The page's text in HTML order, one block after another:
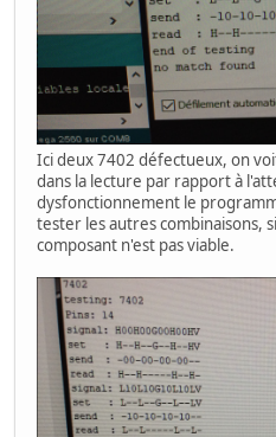
Ici deux 7402 défectueux, on
dans la lecture par rapport à
dysfonctionnement le
tester les autres combinaisons,
composant n'est pas viable.